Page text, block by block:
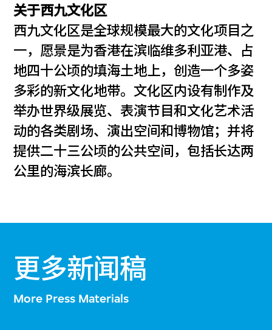
关于西九文化区
西九文化区是全球规模最大的文化项目之
一，愿景是为香港在滨临维多利亚港、占
地四十公顷的填海土地上，创造一个多姿
多彩的新文化地带。文化区内设有制作及
举办世界级展览、表演节目和文化艺术活
动的各类剧场、演出空间和博物馆；并将
提供二十三公顷的公共空间，包括长达两
公里的海滨长廊。
更多新闻稿
More Press Materials